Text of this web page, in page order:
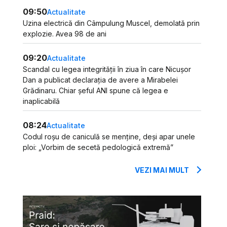
09:50Actualitate
Uzina electrică din Câmpulung Muscel, demolată prin
explozie. Avea 98 de ani
09:20Actualitate
Scandal cu legea integrității în ziua în care Nicușor
Dan a publicat declarația de avere a Mirabelei
Grădinaru. Chiar șeful ANI spune că legea e
inaplicabilă
08:24Actualitate
Codul roșu de caniculă se menține, deși apar unele
ploi: „Vorbim de secetă pedologică extremă”
VEZI MAI MULT